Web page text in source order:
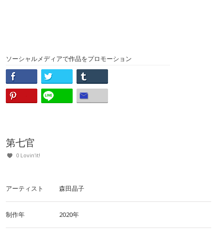
ソーシャルメディアで作品をプロモーション
第七官
0 Lovin'it!
アーティスト 森田晶子
制作年 2020年